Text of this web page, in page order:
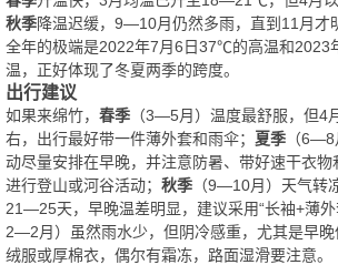
秋季降温迟缓，9—10月仍然多雨，直到11月才
全年的极端是2022年7月6日37℃的高温和
温，正好体现了冬夏两季的跨度。
出行建议
如果来绵竹， 春季 （3—5月）温度最舒服，但4
右，出行最好带一件薄外套和雨伞； 夏季 （
动尽量安排在早晚，并注意防暑、带好速干衣
进行登山或河谷活动； 秋季 （9—10月）天气转
21—25天，早晚温差明显，建议采用“长袖+薄外
2—2月）虽然雨水少，但阴冷感重，尤其是早
绒服或厚棉衣，偶尔有霜冻，路面湿滑要注意。